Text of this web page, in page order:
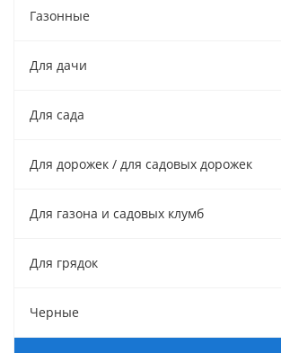
Газонные
Для дачи
Для сада
Для дорожек / для садовых дорожек
Для газона и садовых клумб
Для грядок
Черные